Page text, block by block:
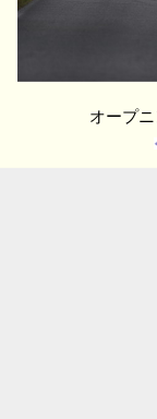
オープ